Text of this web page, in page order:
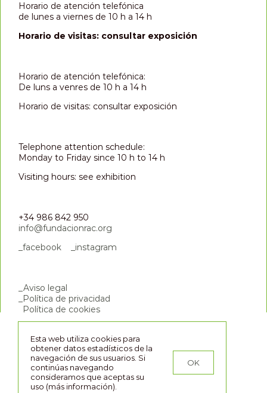
Horario de atención telefónica
de lunes a viernes de 10 h a 14 h
Horario de visitas: consultar exposición
Horario de atención telefónica:
De luns a venres de 10 h a 14 h
Horario de visitas: consultar exposición
Telephone attention schedule:
Monday to Friday since 10 h to 14 h
Visiting hours: see exhibition
+34 986 842 950
info@fundacionrac.org
_facebook
_instagram
_Aviso legal
_Política de privacidad
_Política de cookies
©Fundación RAC_2021 _Diseño y desarrollo@dardo.gal
Esta web utiliza cookies para
obtener datos estadísticos de la
navegación de sus usuarios. Si
continúas navegando
consideramos que aceptas su
uso (más información).
OK